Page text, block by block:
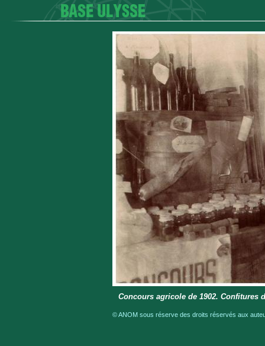
Concours agricole de 1902. Confitures
© ANOM sous réserve des droits réservés aux